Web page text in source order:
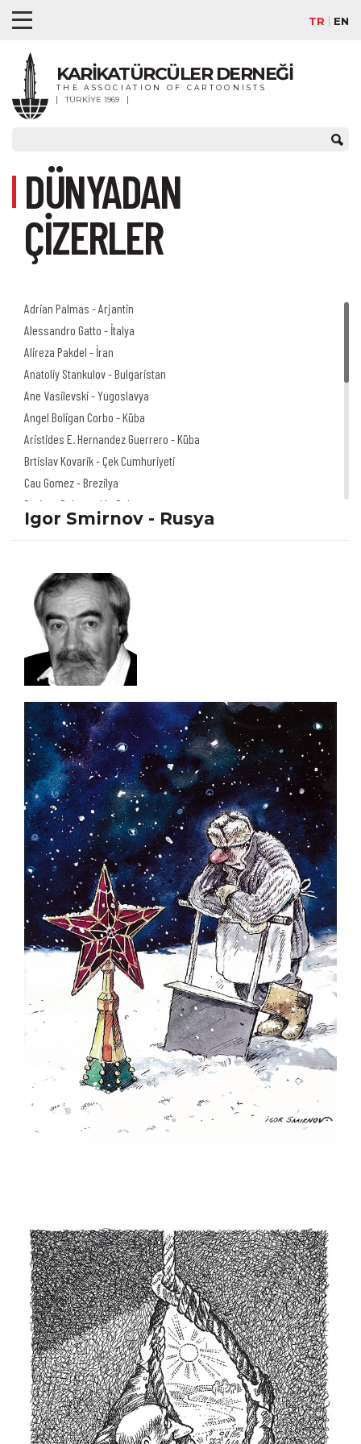
TR EN
KARİKATÜRCÜLER DERNEĞİ
THE ASSOCIATION OF CARTOONISTS
TÜRKİYE 1969
DÜNYADAN
ÇİZERLER
Adrian Palmas - Arjantin
Alessandro Gatto - İtalya
Alireza Pakdel - İran
Anatoliy Stankulov - Bulgaristan
Ane Vasilevski - Yugoslavya
Angel Boligan Corbo - Küba
Aristides E. Hernandez Guerrero - Küba
Brtislav Kovarik - Çek Cumhuriyeti
Cau Gomez - Brezilya
Dariusz Dabrowski - Polonya
Doru Axinte - Romanya
Igor Smirnov - Rusya
Izabela Kowalska
Wieczorek - Polonya
Jano Valter - Slovakya
Jerzy Głuszek - Polonya
Klaus Pitter - Avusturya
Michel Moro Gomez - Küba
Milko Dikov - Bulgaristan
Nekra Nexhat Krasniqi - Arnavutluk
Oleg Dergachov - Rusya
Oleg Gutsol - Ukrayna
Oleksy Kustovsky - Ukraine
Oto Reisinger - Hırvatistan
Pavel Constantin - Romanya
Shaun Tan - Avustralya
Silvano Mello - Brezilya
Sunnerberg Constantin - Belçika
Valentin Druzhinin - Rusya
Victor Kudin - Ukrayna
Vladimir Kazanevsky - Ukrayna
Zygmunt Zaradkiewicz - Polonya
Igor Smirnov - Rusya